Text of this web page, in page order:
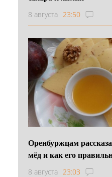
8 августа 23:50
Оренбуржцам
мёд и как его
8 августа 23:03